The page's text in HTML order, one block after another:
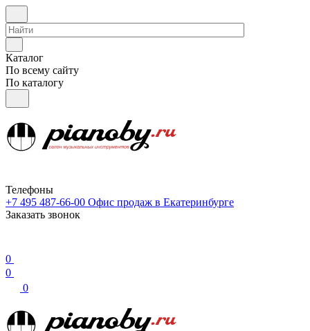
Каталог
По всему сайту
По каталогу
Телефоны
+7 495 487-66-00 Офис продаж в Екатеринбурге
Заказать звонок
0
0
0